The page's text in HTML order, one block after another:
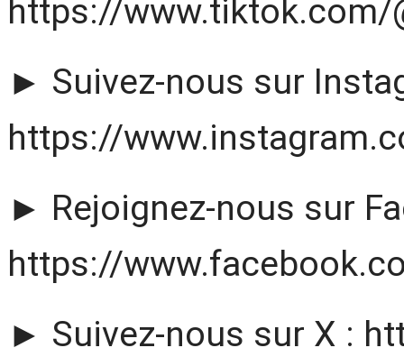
https://www.tiktok.com/
► Suivez-nous sur
https://
► Rejoignez-nous sur
https://
► Suivez-nous sur X :